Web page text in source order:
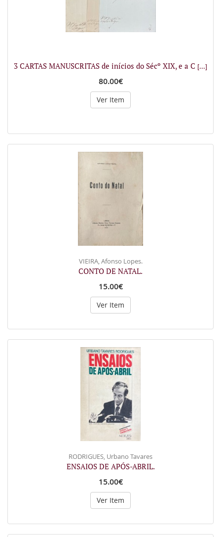
3 CARTAS MANUSCRITAS de inícios do Sécº XIX, e a C [...]
80.00€
Ver Item
VIEIRA, Afonso Lopes.
CONTO DE NATAL.
15.00€
Ver Item
RODRIGUES, Urbano Tavares
ENSAIOS DE APÓS-ABRIL.
15.00€
Ver Item